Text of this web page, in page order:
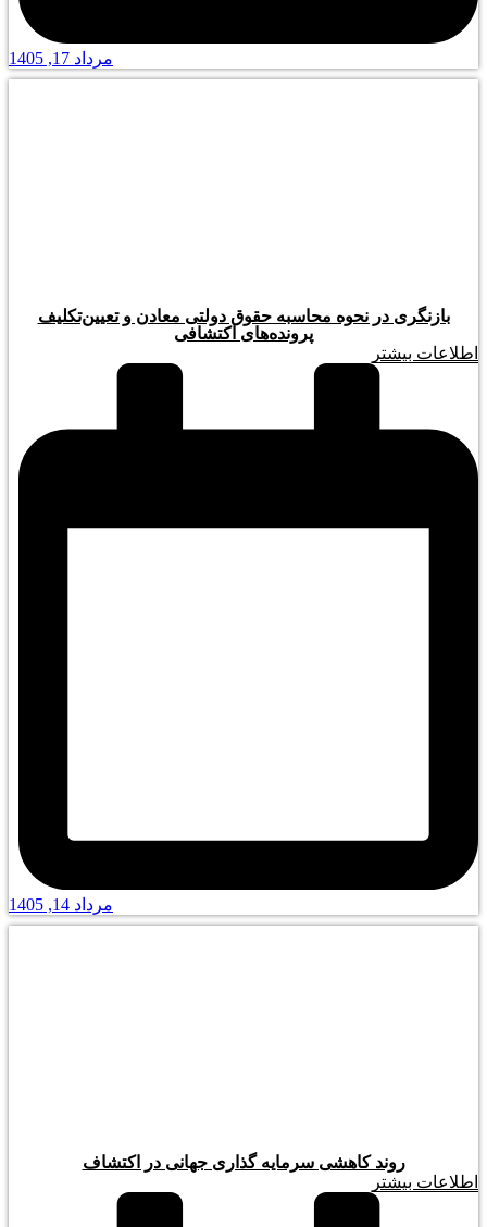
مرداد 17, 1405
بازنگری در نحوه محاسبه حقوق دولتی معادن و تعیین‌تکلیف
پرونده‌های اکتشافی
اطلاعات بیشتر
مرداد 14, 1405
روند کاهشی سرمایه گذاری جهانی در اکتشاف
اطلاعات بیشتر